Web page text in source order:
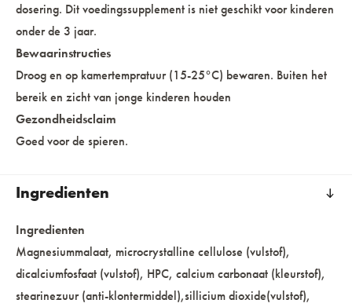
dosering. Dit voedingssupplement is niet geschikt voor kinderen
onder de 3 jaar.
Bewaarinstructies
Droog en op kamertempratuur (15-25°C) bewaren. Buiten het
bereik en zicht van jonge kinderen houden
Gezondheidsclaim
Goed voor de spieren.
Ingredienten
Ingredienten
Magnesiummalaat, microcrystalline cellulose (vulstof),
dicalciumfosfaat (vulstof), HPC, calcium carbonaat (kleurstof),
stearinezuur (anti-klontermiddel),sillicium dioxide(vulstof),